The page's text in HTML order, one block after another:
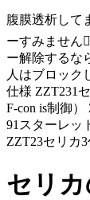
腹膜透析して
ーすみません
ー解除するな
人はブロック
仕様 ZZT231
F-con is制御
91スターレッ
ZZT23セリカ3
セリ